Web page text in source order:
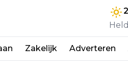
Zakelijk Adverteren